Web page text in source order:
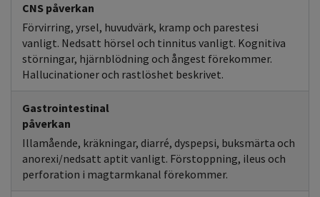
CNS påverkan
Förvirring, yrsel, huvudvärk, kramp och parestesi
vanligt. Nedsatt hörsel och tinnitus vanligt. Kognitiva
störningar, hjärnblödning och ångest förekommer.
Hallucinationer och rastlöshet beskrivet.
Gastrointestinal
påverkan
Illamående, kräkningar, diarré, dyspepsi, buksmärta och
anorexi/nedsatt aptit vanligt. Förstoppning, ileus och
perforation i magtarmkanal förekommer.